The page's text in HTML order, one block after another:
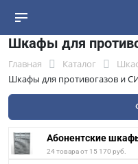
Шкафы для
Главная Каталог
Шкафы для противогазов и
Абонентские
24 товара от 15 170 руб.